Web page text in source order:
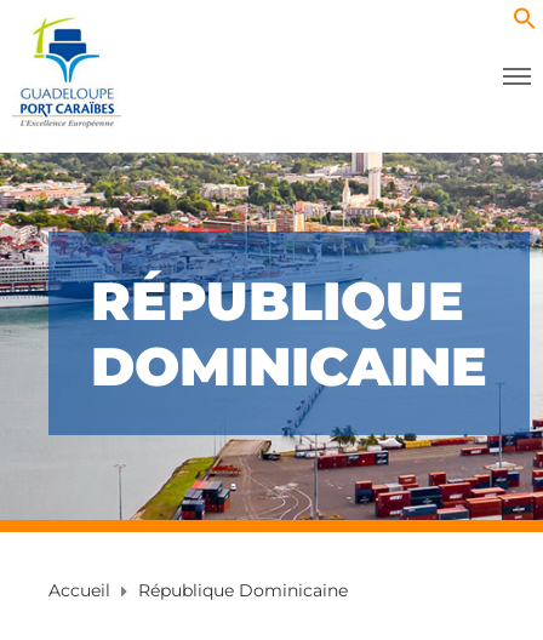
RÉPUBLIQUE
DOMINICAINE
Accueil République Dominicaine